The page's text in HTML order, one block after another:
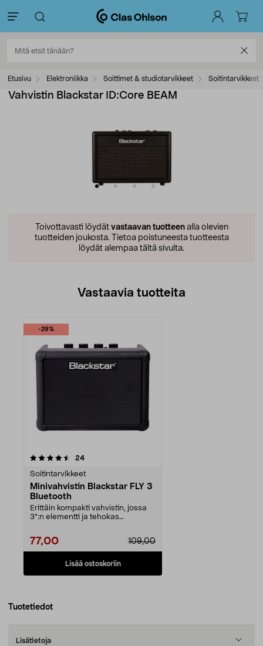
Etusivu Elektroniikka Soittimet & studiotarvikkeet Soitintarvikkeet
Vahvistin Blackstar ID:Core BEAM
Toivottavasti löydät vastaavan tuotteenalla olevien
tuotteiden joukosta. Tietoa poistuneesta tuotteesta
löydät alempaa tältä sivulta.
Vastaavia tuotteita
-29%
24arvostelut
Soitintarvikkeet
Minivahvistin Blackstar FLY 3
Bluetooth
Erittäin kompakti vahvistin, jossa
3":n elementti ja tehokas
109,00
77,00
Lisää ostoskoriin
Tuotetiedot
Lisätietoja